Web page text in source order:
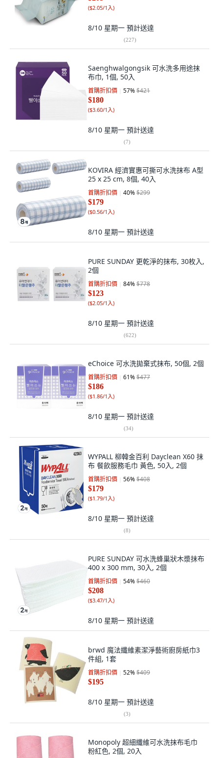
($2.05/1入)
8/10 星期一 預計送達
(227)
Saenghwalgongsik 可水洗多用途抹
布巾, 1個, 50入
首購折扣價 57%$421
$180
($3.60/1入)
8/10 星期一 預計送達
(7)
KOVIRA 經濟實惠可撕可水洗抹布 A型
25 x 25 cm, 8個, 40入
首購折扣價 40%$299
$179
($0.56/1入)
8/10 星期一 預計送達
PURE SUNDAY 更乾淨的抹布, 30枚入,
2個
首購折扣價 84%$778
$123
($2.05/1入)
8/10 星期一 預計送達
(622)
eChoice 可水洗拋棄式抹布, 50個, 2個
首購折扣價 61%$477
$186
($1.86/1入)
8/10 星期一 預計送達
(34)
WYPALL 柳韓金百利 Dayclean X60 抹
布 餐飲服務毛巾 黃色, 50入, 2個
首購折扣價 56%$408
$179
($1.79/1入)
8/10 星期一 預計送達
(8)
PURE SUNDAY 可水洗蜂巢狀木漿抹布
400 x 300 mm, 30入, 2個
首購折扣價 54%$460
$208
($3.47/1入)
8/10 星期一 預計送達
brwd 魔法纖維素潔淨藝術廚房紙巾3
件組, 1套
首購折扣價 52%$409
$195
8/10 星期一 預計送達
(3)
Monopoly 超細纖維可水洗抹布毛巾
粉紅色, 2個, 20入